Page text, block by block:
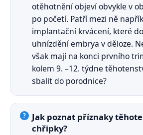
otěhotnění objeví obvykle v
po početí. Patří mezi ně
implantační krvácení, které
uhnízdění embrya v děloze.
však mají na konci prvního
kolem 9. –12. týdne
sbalit do porodnice?
Jak poznat příznaky
chřipky?